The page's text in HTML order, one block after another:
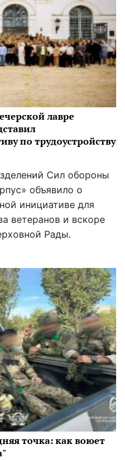
лавре
по трудоустройству
Сил обороны
объявило о
инициативе для
ветеранов и вскоре
Рады.
точка: как воюет